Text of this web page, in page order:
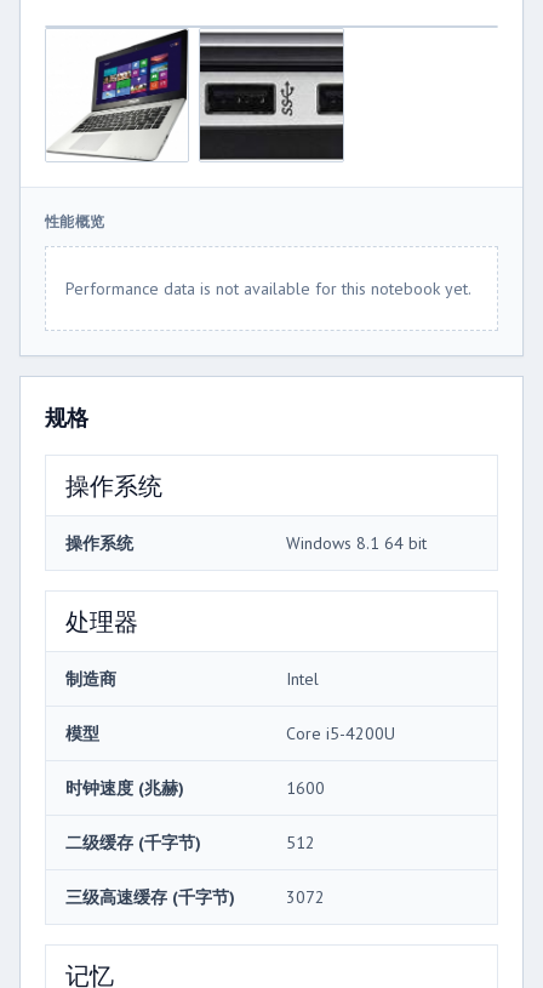
性能概览
Performance data is not available for this notebook yet.
规格
操作系统
操作系统 Windows 8.1 64 bit
处理器
制造商 Intel
模型 Core i5-4200U
时钟速度 (兆赫) 1600
二级缓存 (千字节) 512
三级高速缓存 (千字节) 3072
记忆